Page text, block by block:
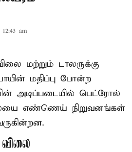
am
மற்றும் டாலருக்கு
மதிப்பு போன்ற
அடிப்படையில் பெட்ரோல்
எண்ணெய் நிறுவனங்கள்